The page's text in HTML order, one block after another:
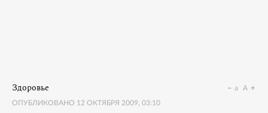
Здоровье
ОПУБЛИКОВАНО 12 ОКТЯБРЯ 2009, 03:10
a A